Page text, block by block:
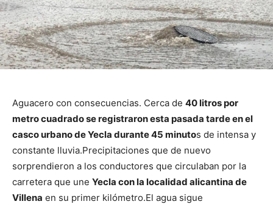
Aguacero con consecuencias. Cerca de 40 litros por
metro cuadrado se registraron esta pasada tarde en el
casco urbano de Yecla durante 45 minutos de intensa y
constante lluvia.Precipitaciones que de nuevo
sorprendieron a los conductores que circulaban por la
carretera que une Yecla con la localidad alicantina de
Villena en su primer kilómetro.El agua sigue